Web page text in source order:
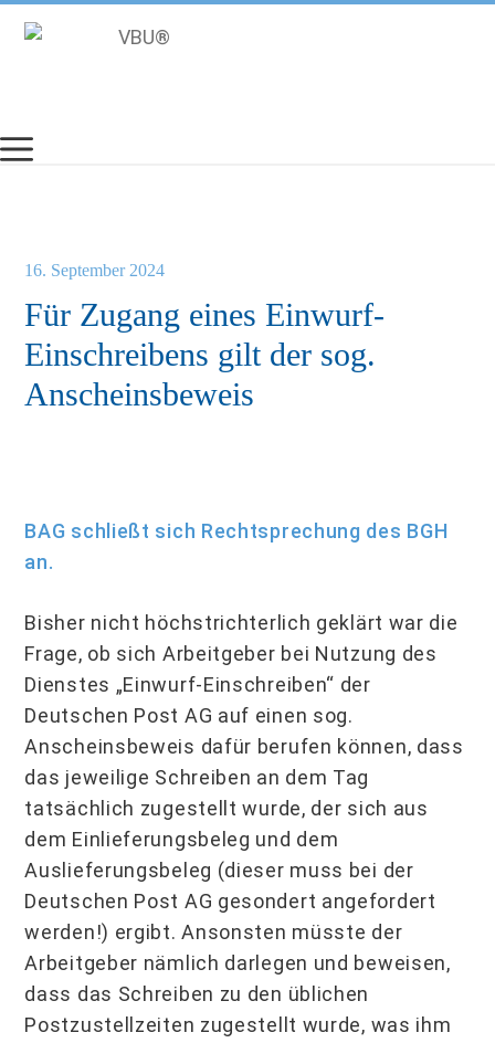
Inhalt
Für Zugang eines Einwurf-
Einschreibens gilt der sog.
Anscheinsbeweis
16. September 2024
BAG schließt sich Rechtsprechung des BGH
an.
Bisher nicht höchstrichterlich geklärt war die
Frage, ob sich Arbeitgeber bei Nutzung des
Dienstes „Einwurf-Einschreiben“ der
Deutschen Post AG auf einen sog.
Anscheinsbeweis dafür berufen können, dass
das jeweilige Schreiben an dem Tag
tatsächlich zugestellt wurde, der sich aus
dem Einlieferungsbeleg und dem
Auslieferungsbeleg (dieser muss bei der
Deutschen Post AG gesondert angefordert
werden!) ergibt. Ansonsten müsste der
Arbeitgeber nämlich darlegen und beweisen,
dass das Schreiben zu den üblichen
Postzustellzeiten zugestellt wurde, was ihm